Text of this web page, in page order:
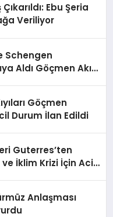
Ebu Şeria
Veriliyor
Schengen
Aldı Göçmen Akını
Göçmen
Durum İlan Edildi
Guterres’ten
İklim Krizi İçin Acil
Anlaşması